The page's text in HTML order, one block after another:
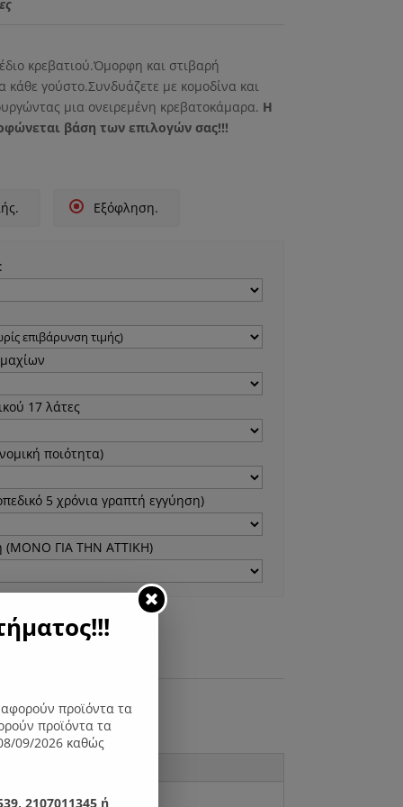
κρεβατιού.Όμορφη και στιβαρή
κάθε γούστο.Συνδυάζετε με κομοδίνα και
μια ονειρεμένη κρεβατοκάμαρα. Η
βάση των επιλογών σας!!!
Εξόφληση.
17 λάτες
ποιότητα)
5 χρόνια γραπτή εγγύηση)
(ΜΟΝΟ ΓΙΑ ΤΗΝ ΑΤΤΙΚΗ)
στο καλάθι
προϊόντα τα
προϊόντα τα
09/2026 καθώς
2107011345 ή